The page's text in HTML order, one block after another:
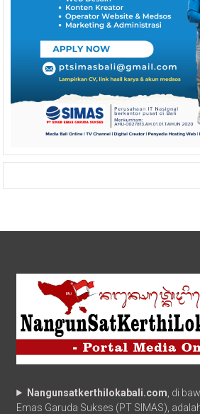
Nangunsatkerthilokabali.com , di
Emas Garuda Sukses (PT SIMAS),